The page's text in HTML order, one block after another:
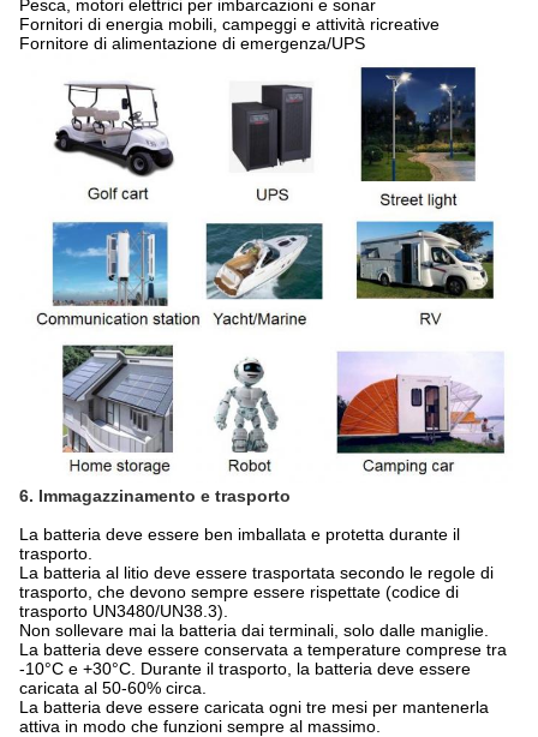
Pesca, motori elettrici per imbarcazioni e sonar
Fornitori di energia mobili, campeggi e attività ricreative
Fornitore di alimentazione di emergenza/UPS
6. Immagazzinamento e trasporto
La batteria deve essere ben imballata e protetta durante il
trasporto.
La batteria al litio deve essere trasportata secondo le regole di
trasporto, che devono sempre essere rispettate (codice di
trasporto UN3480/UN38.3).
Non sollevare mai la batteria dai terminali, solo dalle maniglie.
La batteria deve essere conservata a temperature comprese tra
-10°C e +30°C. Durante il trasporto, la batteria deve essere
caricata al 50-60% circa.
La batteria deve essere caricata ogni tre mesi per mantenerla
attiva in modo che funzioni sempre al massimo.